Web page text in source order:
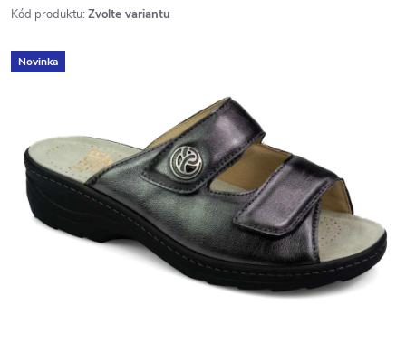
Kód produktu: Zvolte variantu
Novinka